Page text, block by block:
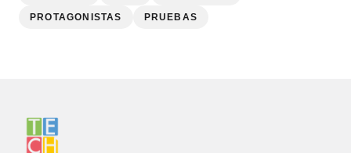
PROTAGONISTAS PRUEBAS